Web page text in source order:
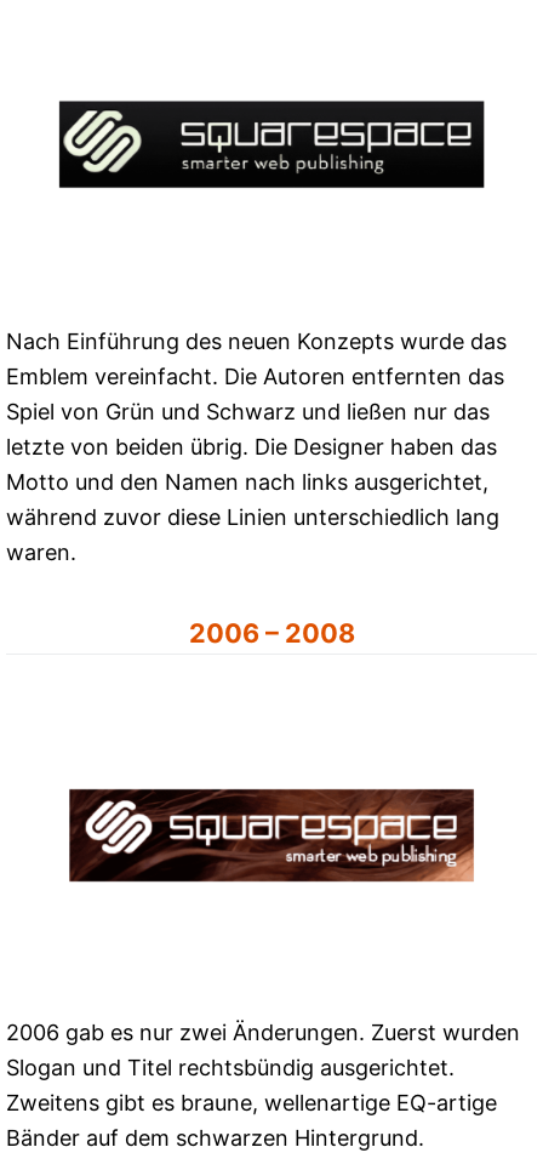
Nach Einführung des neuen Konzepts wurde das
Emblem vereinfacht. Die Autoren entfernten das
Spiel von Grün und Schwarz und ließen nur das
letzte von beiden übrig. Die Designer haben das
Motto und den Namen nach links ausgerichtet,
während zuvor diese Linien unterschiedlich lang
waren.
2006 – 2008
2006 gab es nur zwei Änderungen. Zuerst wurden
Slogan und Titel rechtsbündig ausgerichtet.
Zweitens gibt es braune, wellenartige EQ-artige
Bänder auf dem schwarzen Hintergrund.